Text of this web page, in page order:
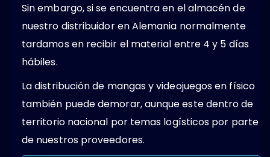
Sin embargo, si se encuentra en el almacén de
nuestro distribuidor en Alemania normalmente
tardamos en recibir el material entre 4 y 5 días
hábiles.
La distribución de mangas y videojuegos en físico
también puede demorar, aunque este dentro de
territorio nacional por temas logísticos por parte
de nuestros proveedores.